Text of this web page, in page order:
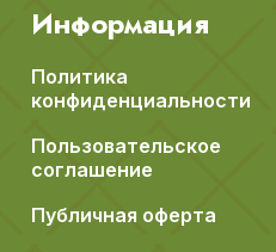
Информация
Политика
конфиденциальности
Пользовательское
соглашение
Публичная оферта